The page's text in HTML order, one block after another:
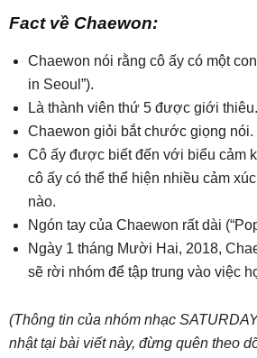
Fact về Chaewon:
Chaewon nói rằng cô ấy có một
in Seoul”).
Là thành viên thứ 5 được giới thiêu.
Chaewon giỏi bắt chước giọng nói.
Cô ấy được biết đến với biểu cảm
cô ấy có thể thể hiện nhiều cảm
nào.
Ngón tay của Chaewon rất dài
Ngày 1 tháng Mười Hai, 2018,
sẽ rời nhóm để tập trung vào việc
(Thông tin của nhóm nhạc
nhật tại bài viết này, đừng quên theo